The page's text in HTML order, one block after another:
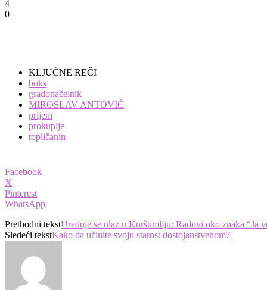
4
0
KLJUČNE REČI
boks
gradonačelnik
MIROSLAV ANTOVIĆ
prijem
prokuplje
topličanin
Facebook
X
Pinterest
WhatsApp
Prethodni tekstUređuje se ulaz u Kuršumliju: Radovi oko znaka “Ja
Sledeći tekstKako da učinite svoju starost dostojanstvenom?